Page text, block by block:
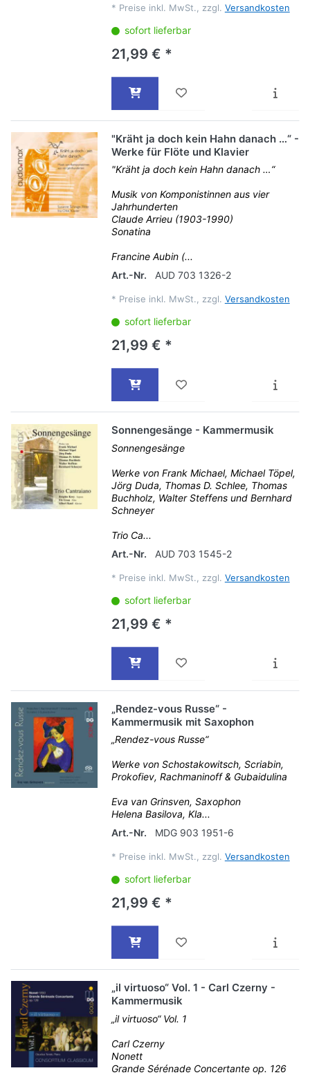
* Preise inkl. MwSt., zzgl. Versandkosten
sofort lieferbar
21,99 € *
"Kräht ja doch kein Hahn danach …“ -
Werke für Flöte und Klavier
"Kräht ja doch kein Hahn danach …“
Musik von Komponistinnen aus vier
Jahrhunderten
Claude Arrieu (1903-1990)
Sonatina
Francine Aubin (...
Art.-Nr.
AUD 703 1326-2
* Preise inkl. MwSt., zzgl. Versandkosten
sofort lieferbar
21,99 € *
Sonnengesänge - Kammermusik
Sonnengesänge
Werke von Frank Michael, Michael Töpel,
Jörg Duda, Thomas D. Schlee, Thomas
Buchholz, Walter Steffens und Bernhard
Schneyer
Trio Ca...
Art.-Nr.
AUD 703 1545-2
* Preise inkl. MwSt., zzgl. Versandkosten
sofort lieferbar
21,99 € *
„Rendez-vous Russe“ -
Kammermusik mit Saxophon
„Rendez-vous Russe“
Werke von Schostakowitsch, Scriabin,
Prokofiev, Rachmaninoff & Gubaidulina
Eva van Grinsven, Saxophon
Helena Basilova, Kla...
Art.-Nr.
MDG 903 1951-6
* Preise inkl. MwSt., zzgl. Versandkosten
sofort lieferbar
21,99 € *
„il virtuoso“ Vol. 1 - Carl Czerny -
Kammermusik
„il virtuoso“ Vol. 1
Carl Czerny
Nonett
Grande Sérénade Concertante op. 126